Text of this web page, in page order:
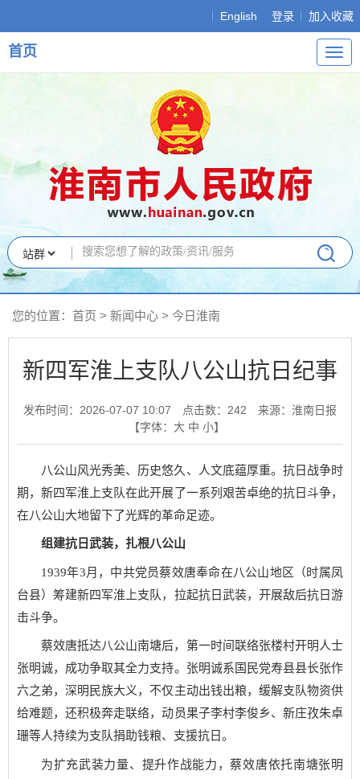
English 登录 加入收藏
导
航
首页
您的位置： 首页 > 新闻中心 > 今日淮南
新四军淮上支队八公山抗日纪事
发布时间：2026-07-07 10:07 点击数： 242
来源：淮南日报
【字体： 大 中 小】
八公山风光秀美、历史悠久、人文底蕴厚重。抗日战争时
期，新四军淮上支队在此开展了一系列艰苦卓绝的抗日斗争，
在八公山大地留下了光辉的革命足迹。
组建抗日武装，扎根八公山
1939年3月，中共党员蔡效唐奉命在八公山地区（时属凤
台县）筹建新四军淮上支队，拉起抗日武装，开展敌后抗日游
击斗争。
蔡效唐抵达八公山南塘后，第一时间联络张楼村开明人士
张明诚，成功争取其全力支持。张明诚系国民党寿县县长张作
六之弟，深明民族大义，不仅主动出钱出粮，缓解支队物资供
给难题，还积极奔走联络，动员果子李村李俊乡、新庄孜朱卓
珊等人持续为支队捐助钱粮、支援抗日。
为扩充武装力量、提升作战能力，蔡效唐依托南塘张明